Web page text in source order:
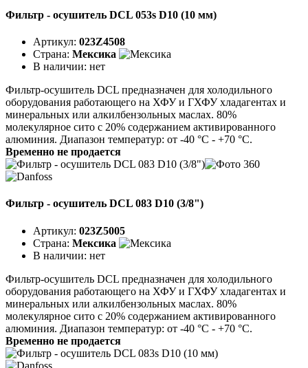
Фильтр - осушитель DCL 053s D10 (10 мм)
Артикул: 023Z4508
Страна: Мексика
В наличии: нет
Фильтр-осушитель DCL предназначен для холодильного
оборудования работающего на ХФУ и ГХФУ хладагентах и
минеральных или алкилбензольных маслах. 80%
молекулярное сито с 20% содержанием активированного
алюминия. Диапазон температур: от -40 °C - +70 °C.
Временно не продается
Фильтр - осушитель DCL 083 D10 (3/8")
Артикул: 023Z5005
Страна: Мексика
В наличии: нет
Фильтр-осушитель DCL предназначен для холодильного
оборудования работающего на ХФУ и ГХФУ хладагентах и
минеральных или алкилбензольных маслах. 80%
молекулярное сито с 20% содержанием активированного
алюминия. Диапазон температур: от -40 °C - +70 °C.
Временно не продается